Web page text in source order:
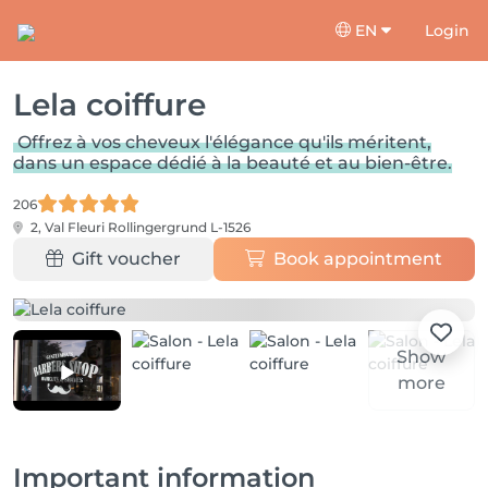
EN Login
Lela coiffure
Offrez à vos cheveux l'élégance qu'ils méritent,
dans un espace dédié à la beauté et au bien-être.
206
2, Val Fleuri Rollingergrund L-1526
Gift voucher Book appointment
Show
more
Important information